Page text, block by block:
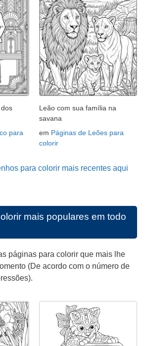
para
Leão com sua família na
savana
em Páginas de Leões para
colorir
para colorir mais recentes aqui
mais populares em todo
páginas para colorir que mais lhe
(De acordo com o número de